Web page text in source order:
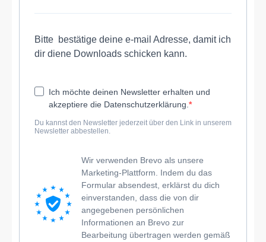
Bitte bestätige deine e-mail Adresse, damit ich
dir diene Downloads schicken kann.
Ich möchte deinen Newsletter erhalten und
akzeptiere die Datenschutzerklärung.
Du kannst den Newsletter jederzeit über den Link in unserem
Newsletter abbestellen.
Wir verwenden Brevo als unsere
Marketing-Plattform. Indem du das
Formular absendest, erklärst du dich
einverstanden, dass die von dir
angegebenen persönlichen
Informationen an Brevo zur
Bearbeitung übertragen werden gemäß